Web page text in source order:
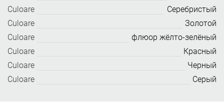
Culoare
Серебристый
Culoare
Золотой
Culoare
флюор жёлто-зелёный
Culoare
Красный
Culoare
Черный
Culoare
Серый